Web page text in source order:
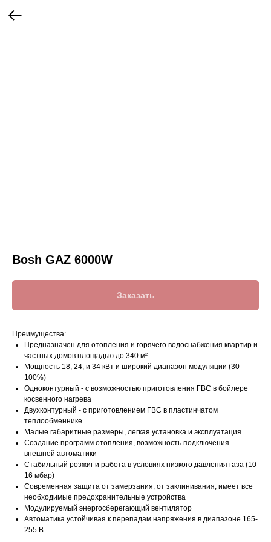
Bosh GAZ 6000W
Заказать
Преимущества:
Предназначен для отопления и горячего водоснабжения квартир и
частных домов площадью до 340 м²
Мощность 18, 24, и 34 кВт и широкий диапазон модуляции (30-
100%)
Одноконтурный - с возможностью приготовления ГВС в бойлере
косвенного нагрева
Двухконтурный - с приготовлением ГВС в пластинчатом
теплообменнике
Малые габаритные размеры, легкая установка и эксплуатация
Создание программ отопления, возможность подключения
внешней автоматики
Стабильный розжиг и работа в условиях низкого давления газа (10-
16 мбар)
Современная защита от замерзания, от заклинивания, имеет все
необходимые предохранительные устройства
Модулируемый энергосберегающий вентилятор
Автоматика устойчивая к перепадам напряжения в диапазоне 165-
255 В